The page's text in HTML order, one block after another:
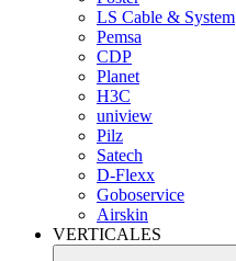
LS Cable & System
Pemsa
CDP
Planet
H3C
uniview
Pilz
Satech
D-Flexx
Goboservice
Airskin
VERTICALES